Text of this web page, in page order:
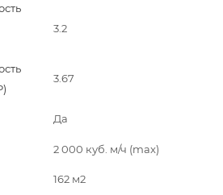
3.2
3.67
Да
2 000 куб. м/ч (max)
162 м2